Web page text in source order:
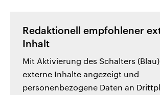
Redaktionell empfohlener
Inhalt
Mit Aktivierung des Schalters
externe Inhalte angezeigt und
personenbezogene Daten an